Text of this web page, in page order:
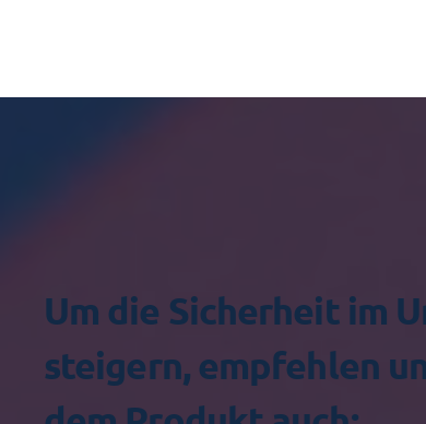
Um die Sicherheit im
steigern, empfehlen